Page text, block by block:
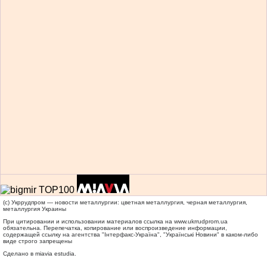
(c) Укррудпром — новости металлургии: цветная металлургия, черная металлургия,
металлургия Украины
При цитировании и использовании материалов ссылка на www.ukrrudprom.ua
обязательна. Перепечатка, копирование или воспроизведение информации,
содержащей ссылку на агентства "Iнтерфакс-Україна", "Українськi Новини" в каком-либо
виде строго запрещены
Сделано в miavia estudia.